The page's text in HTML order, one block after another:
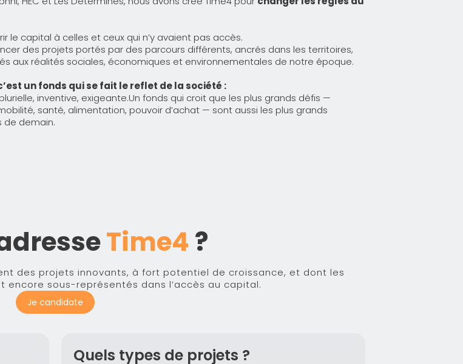
le capital à celles et ceux qui n’y avaient pas accès.
des projets portés par des parcours différents, ancrés dans les territoires,
aux réalités sociales, économiques et environnementales de notre époque.
un fonds qui se fait le reflet de la société :
inventive, exigeante.Un fonds qui croit que les plus grands défis —
santé, alimentation, pouvoir d’achat — sont aussi les plus grands
de demain.
Time4 ?
des projets innovants, à fort potentiel de croissance, et dont les
encore sous-représentés dans l’accès au capital.
Je candidate
Quels types de projets ?